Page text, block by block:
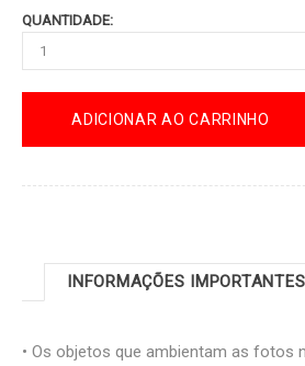
QUANTIDADE:
ADICIONAR AO CARRINHO
INFORMAÇÕES IMPORTANTES
• Os objetos que ambientam as fotos